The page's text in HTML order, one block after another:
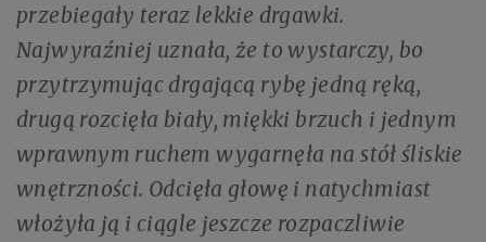
przebiegały teraz lekkie drgawki.
Najwyraźniej uznała, że to wystarczy, bo
przytrzymując drgającą rybę jedną ręką,
drugą rozcięła biały, miękki brzuch i jednym
wprawnym ruchem wygarnęła na stół śliskie
wnętrzności. Odcięła głowę i natychmiast
włożyła ją i ciągle jeszcze rozpaczliwie